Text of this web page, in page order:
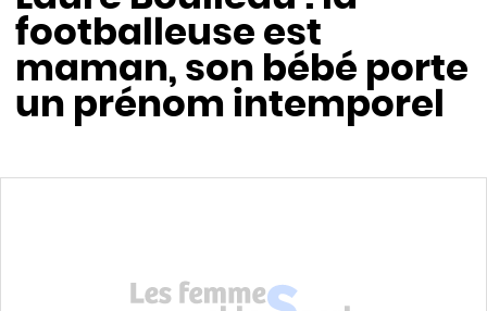
footballeuse est
maman, son bébé porte
un prénom intemporel